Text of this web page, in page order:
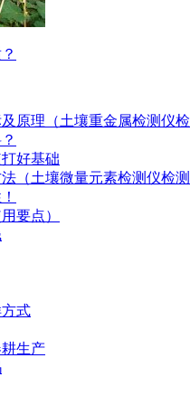
原理（土壤重金属检测仪检
好基础
（土壤微量元素检测仪检测
要点）
式
生产